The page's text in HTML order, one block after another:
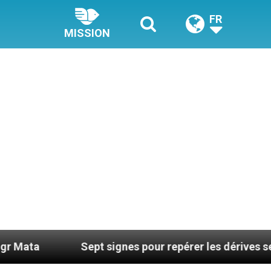
MISSION
FR
Sept signes pour repérer les dérives sectaires du